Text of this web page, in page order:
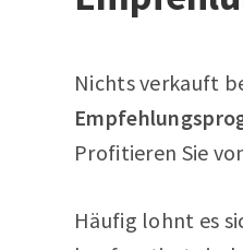
Nichts verkauft
Profitieren Sie
Häufig lohnt es